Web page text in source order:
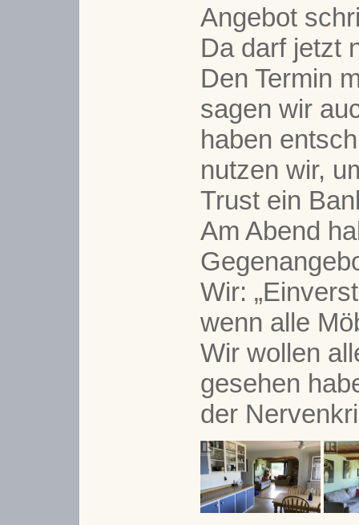
Angebot
Da darf jetzt
Den Termin
sagen wir
haben
nutzen wir,
Trust ein
Am Abend
Wir:
wenn alle
Wir wollen
gesehen
der